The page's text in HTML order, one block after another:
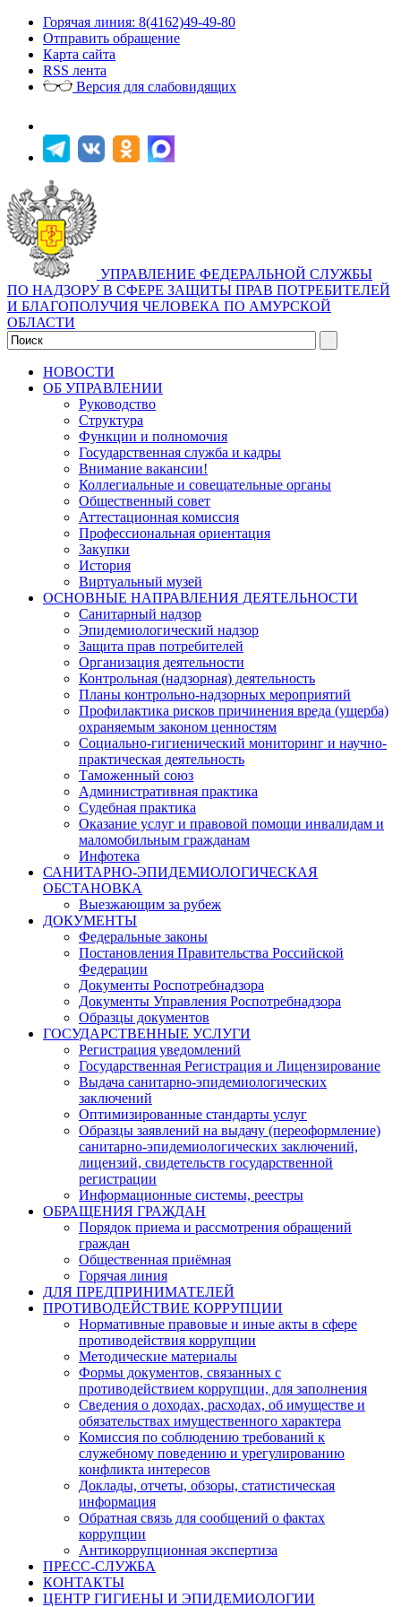
Горячая линия: 8(4162)49-49-80
Отправить обращение
Карта сайта
RSS лента
Версия для слабовидящих
УПРАВЛЕНИЕ ФЕДЕРАЛЬНОЙ СЛУЖБЫ
ПО НАДЗОРУ В СФЕРЕ ЗАЩИТЫ ПРАВ ПОТРЕБИТЕЛЕЙ
И БЛАГОПОЛУЧИЯ ЧЕЛОВЕКА ПО АМУРСКОЙ
ОБЛАСТИ
НОВОСТИ
ОБ УПРАВЛЕНИИ
Руководство
Структура
Функции и полномочия
Государственная служба и кадры
Внимание вакансии!
Коллегиальные и совещательные органы
Общественный совет
Аттестационная комиссия
Профессиональная ориентация
Закупки
История
Виртуальный музей
ОСНОВНЫЕ НАПРАВЛЕНИЯ ДЕЯТЕЛЬНОСТИ
Санитарный надзор
Эпидемиологический надзор
Защита прав потребителей
Организация деятельности
Контрольная (надзорная) деятельность
Планы контрольно-надзорных мероприятий
Профилактика рисков причинения вреда (ущерба)
охраняемым законом ценностям
Социально-гигиенический мониторинг и научно-
практическая деятельность
Таможенный союз
Административная практика
Судебная практика
Оказание услуг и правовой помощи инвалидам и
маломобильным гражданам
Инфотека
САНИТАРНО-ЭПИДЕМИОЛОГИЧЕСКАЯ
ОБСТАНОВКА
Выезжающим за рубеж
ДОКУМЕНТЫ
Федеральные законы
Постановления Правительства Российской
Федерации
Документы Роспотребнадзора
Документы Управления Роспотребнадзора
Образцы документов
ГОСУДАРСТВЕННЫЕ УСЛУГИ
Регистрация уведомлений
Государственная Регистрация и Лицензирование
Выдача санитарно-эпидемиологических
заключений
Оптимизированные стандарты услуг
Образцы заявлений на выдачу (переоформление)
санитарно-эпидемиологических заключений,
лицензий, свидетельств государственной
регистрации
Информационные системы, реестры
ОБРАЩЕНИЯ ГРАЖДАН
Порядок приема и рассмотрения обращений
граждан
Общественная приёмная
Горячая линия
ДЛЯ ПРЕДПРИНИМАТЕЛЕЙ
ПРОТИВОДЕЙСТВИЕ КОРРУПЦИИ
Нормативные правовые и иные акты в сфере
противодействия коррупции
Методические материалы
Формы документов, связанных с
противодействием коррупции, для заполнения
Сведения о доходах, расходах, об имуществе и
обязательствах имущественного характера
Комиссия по соблюдению требований к
служебному поведению и урегулированию
конфликта интересов
Доклады, отчеты, обзоры, статистическая
информация
Обратная связь для сообщений о фактах
коррупции
Антикоррупционная экспертиза
ПРЕСС-СЛУЖБА
КОНТАКТЫ
ЦЕНТР ГИГИЕНЫ И ЭПИДЕМИОЛОГИИ